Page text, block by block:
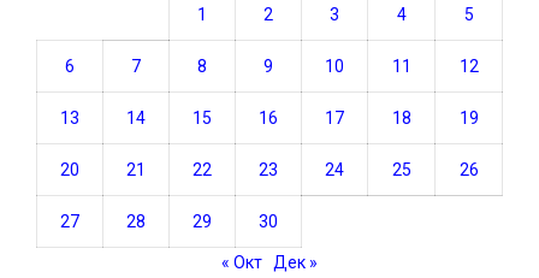
1 2 3 4 5
6 7 8 9 10 11 12
13 14 15 16 17 18 19
20 21 22 23 24 25 26
27 28 29 30
« Окт Дек »